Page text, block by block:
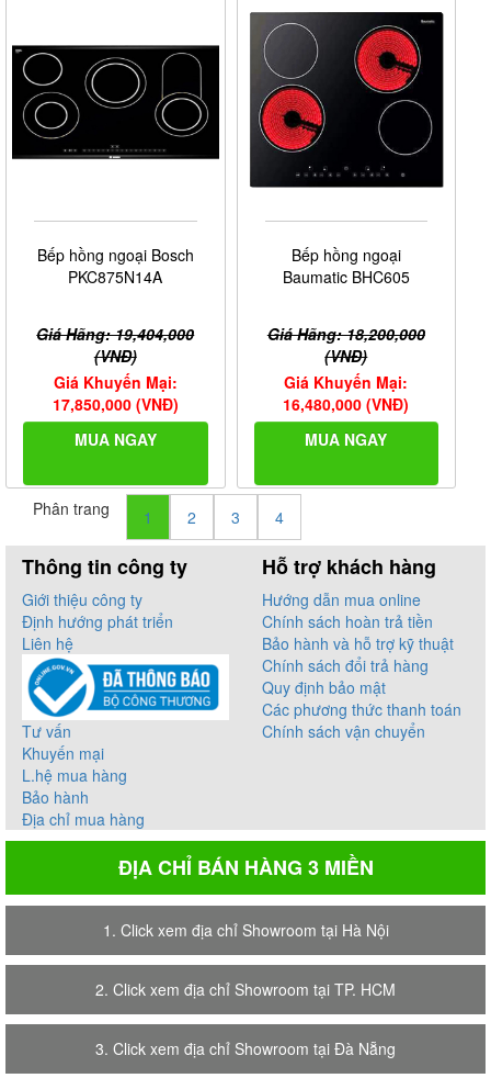
Bếp hồng ngoại Bosch
PKC875N14A
Giá Hãng: 19,404,000
(VNĐ)
Giá Khuyến Mại:
17,850,000 (VNĐ)
MUA NGAY
Bếp hồng ngoại
Baumatic BHC605
Giá Hãng: 18,200,000
(VNĐ)
Giá Khuyến Mại:
16,480,000 (VNĐ)
MUA NGAY
Phân trang 1 2 3 4
Thông tin công ty
Giới thiệu công ty
Định hướng phát triển
Liên hệ
Tư vấn
Khuyến mại
L.hệ mua hàng
Bảo hành
Địa chỉ mua hàng
Hỗ trợ khách hàng
Hướng dẫn mua online
Chính sách hoàn trả tiền
Bảo hành và hỗ trợ kỹ thuật
Chính sách đổi trả hàng
Quy định bảo mật
Các phương thức thanh toán
Chính sách vận chuyển
ĐỊA CHỈ BÁN HÀNG 3 MIỀN
1. Click xem địa chỉ Showroom tại Hà Nội
2. Click xem địa chỉ Showroom tại TP. HCM
3. Click xem địa chỉ Showroom tại Đà Nẵng